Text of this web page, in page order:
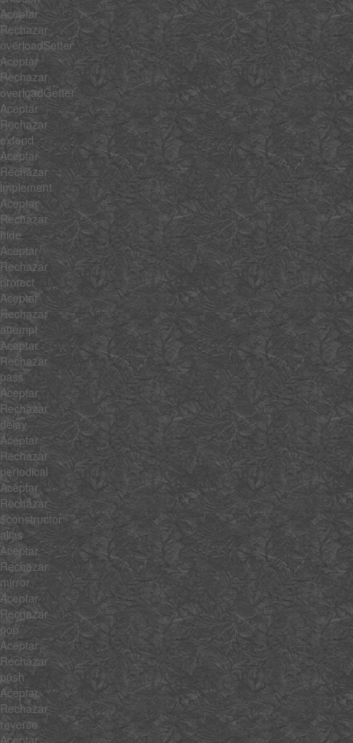
Aceptar
Rechazar
overloadSetter
Aceptar
Rechazar
overloadGetter
Aceptar
Rechazar
extend
Aceptar
Rechazar
implement
Aceptar
Rechazar
hide
Aceptar
Rechazar
protect
Aceptar
Rechazar
attempt
Aceptar
Rechazar
pass
Aceptar
Rechazar
delay
Aceptar
Rechazar
periodical
Aceptar
Rechazar
$constructor
alias
Aceptar
Rechazar
mirror
Aceptar
Rechazar
pop
Aceptar
Rechazar
push
Aceptar
Rechazar
reverse
Aceptar